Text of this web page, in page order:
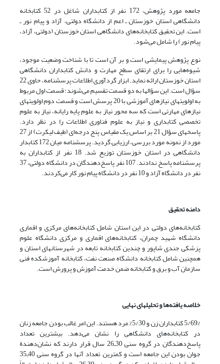
جامعه مورد پژوهش، 172 نفر از کتابداران شاغل در 52 کتابخانه
دانشگاهی استان خوزستان ـ اعم از دانشگاه دولتی، آزاد و پیام نور ـ
است. این تحقیق کتابخانه‌های دانشگاهی استان خوزستان (دولتی، آزاد،
پیام نور) را شامل می‌شود.
نوع پژوهش پیمایشی است و بر آن است تا با شناخت وضعیت موجود،
شیوه‌هایی را برای ارتقای سطح مهارت و دانش کتابداران دانشگاهی
استان خوزستان ارائه نماید. ابزار گردآوری اطلاعات پرسشنامه، حاوی 22
سؤال است. این سؤالها به دو قسمت تقسیم می‌شوند؛ قسمت اول مربوط
به اولویتهای نیازهای آموزشی با 20 پرسش است و قسمت دوم اولویتهای
نیازهای مهارتی است که سه محور نیاز به علوم پایه رایانه، نیاز به علوم
تخصصی کتابداری و نیاز به علوم فناوری اطلاعات را در نظر دارد.
پاسخهای سؤال 21 بر اساس یک مقیاس پنج درجه‌ای (طیف لیکرت) از 27
مورد از نمونه مورد بررسی، ارزیابی گردید. پرسشنامه میان 172 کتابدار
دانشگاهی در استان خوزستان توزیع شد. 18 نفر از کتابداران به
پرسشنامه پاسخ ندادند. 107 نفر پاسخ‌دهندگان در دانشگاه دولتی، 37
نفر در دانشگاه آزاد و 10 نفر در دانشگاه پیام نور کار می‌کردند.
دامنه تحقیق
کتابخانه‌های دولتی در این استان شامل کتابخانه‌های مرکزی و اقماری
دانشگاه شهید چمران، کتابخانه‌های اقماری و مرکزی دانشگاه علوم
پزشکی جندی شاپور و چندین کتابخانه تابعه در شهرستانهای استان و
همچنین شامل کتابخانه دانشگاه صنعت نفت، کتابخانه آموزشکده فنی
سازمان آب و برق و کتابخانه ضمن خدمت آموزش و پرورش است.
خلاصه یافته‌‌ها و تحلیلهای نهایی
5/69% کتابداران زن و 5/30% مرد هستند. این امر غالب بودن جامعه زنان
در کتابخانه‌های دانشگاهی را نشان می‌دهد. بیشترین تعداد
پاسخ‌دهندگان در گروه سنی 30ـ26 سال قرار دارند که نشان‌دهندة
جوان بودن این جامعه است و کمترین تعداد آنها در گروه سنی 40ـ35